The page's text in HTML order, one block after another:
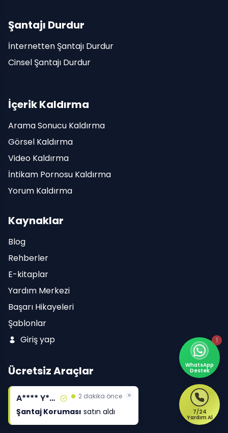
Şantajı Durdur
İnternetten Şantajı Durdur
Cinsel Şantajı Durdur
İçerik Kaldırma
Arama Sonucu Kaldırma
Görsel Kaldırma
Video Kaldırma
İntikam Pornosu Kaldırma
Yorum Kaldırma
Kaynaklar
Blog
Rehberler
E-kitaplar
Yardım Merkezi
Başarı Hikayeleri
Şablonlar
Giriş yap
Ücretsiz Araçlar
Yüz Karşılaştırma Aracı
Adını Ara
A**** Y**** 2 dakika önce
Şantaj Koruması satın aldı
×
7/24
Yardım Al
WhatsApp
Destek
1